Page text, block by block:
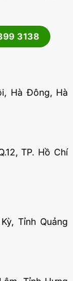
3138
Hà Đông, Hà
TP. Hồ Chí
Tỉnh Quảng